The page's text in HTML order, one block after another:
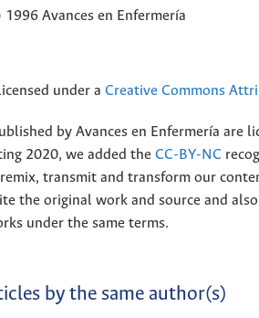
Avances en Enfermería
under a Creative Commons
by Avances en Enfermería are
2020, we added the CC-BY-NC
transmit and transform our
the original work and source and
under the same terms.
by the same author(s)